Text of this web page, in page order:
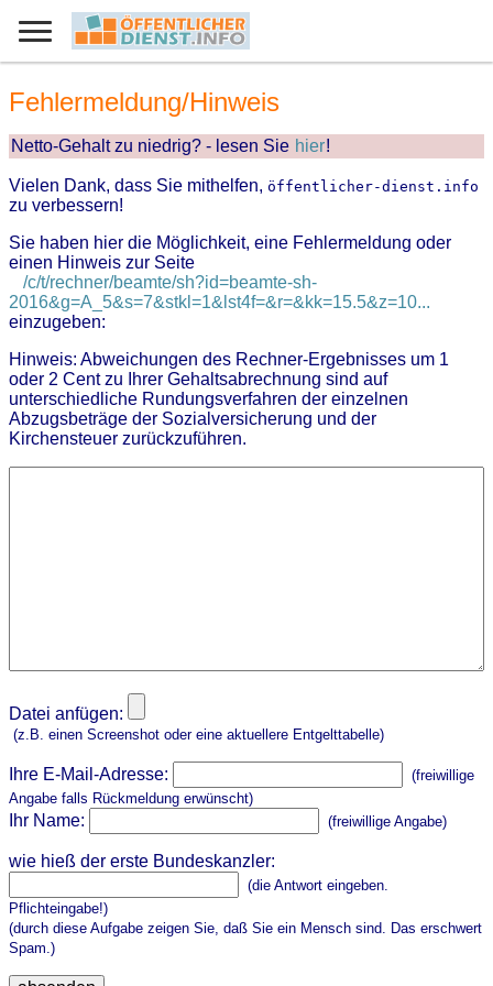
Fehlermeldung/Hinweis
Netto-Gehalt zu niedrig? - lesen Sie hier!
Vielen Dank, dass Sie mithelfen, öffentlicher-dienst.info
zu verbessern!
Sie haben hier die Möglichkeit, eine Fehlermeldung oder
einen Hinweis zur Seite
/c/t/rechner/beamte/sh?id=beamte-sh-
2016&g=A_5&s=7&stkl=1&lst4f=&r=&kk=15.5&z=10...
einzugeben:
Hinweis: Abweichungen des Rechner-Ergebnisses um 1
oder 2 Cent zu Ihrer Gehaltsabrechnung sind auf
unterschiedliche Rundungsverfahren der einzelnen
Abzugsbeträge der Sozialversicherung und der
Kirchensteuer zurückzuführen.
Datei anfügen:
(z.B. einen Screenshot oder eine aktuellere Entgelttabelle)
Ihre E-Mail-Adresse:
(freiwillige
Angabe falls Rückmeldung erwünscht)
Ihr Name: (freiwillige Angabe)
wie hieß der erste Bundeskanzler:
(die Antwort eingeben.
Pflichteingabe!)
(durch diese Aufgabe zeigen Sie, daß Sie ein Mensch sind. Das erschwert
Spam.)